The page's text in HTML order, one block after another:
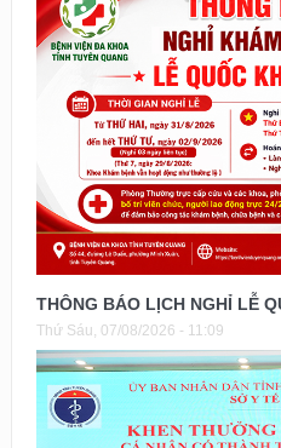
THÔNG BÁO LỊCH NGHỈ LỄ
Thứ Sáu, 07/08/2026 - 11:09